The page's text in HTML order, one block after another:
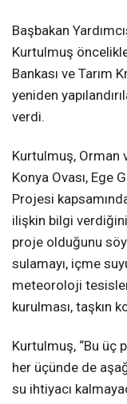
Başbakan
Kurtulmuş
Bankası ve Tarım
yeniden
verdi.
Kurtulmuş, Orman
Konya Ovası, Ege
Projesi
ilişkin bilgi
proje olduğunu
sulamayı, içme
meteoroloji
kurulması, taşkın
Kurtulmuş, “Bu üç
her üçünde de
su ihtiyacı